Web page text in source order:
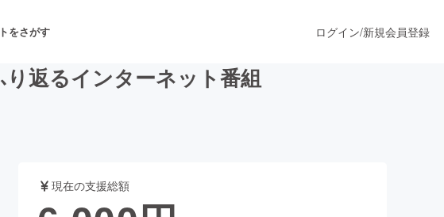
をさがす
フォーマンス
ログイン/新規会員登録
返るインターネット番組
現在の支援総額